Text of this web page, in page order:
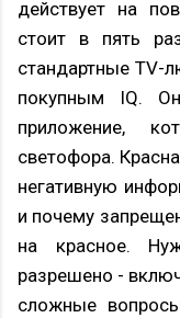
действует на
стоит в пять
стандартные TV-
покупным IQ.
приложение,
светофора.
негативную
и почему
на красное.
разрешено -
сложные